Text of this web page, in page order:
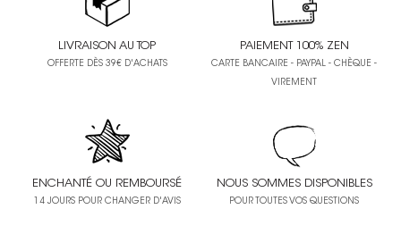
LIVRAISON AU TOP
OFFERTE DÈS 39€ D'ACHATS
PAIEMENT 100% ZEN
CARTE BANCAIRE - PAYPAL - CHÈQUE -
VIREMENT
ENCHANTÉ OU REMBOURSÉ
14 JOURS POUR CHANGER D'AVIS
NOUS SOMMES DISPONIBLES
POUR TOUTES VOS QUESTIONS